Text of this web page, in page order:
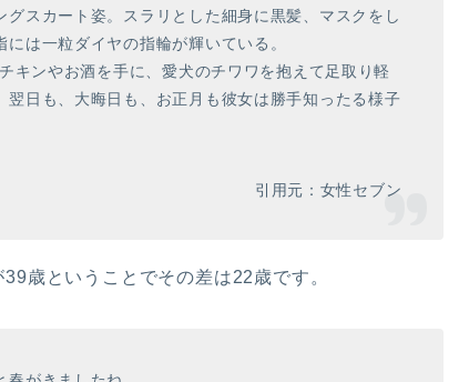
スカート姿。スラリとした細身に黒髪、マスクをし
は一粒ダイヤの指輪が輝いている。
キンやお酒を手に、愛犬のチワワを抱えて足取り軽
翌日も、大晦日も、お正月も彼女は勝手知ったる様子
引用元：女性セブン
歳ということでその差は22歳です。